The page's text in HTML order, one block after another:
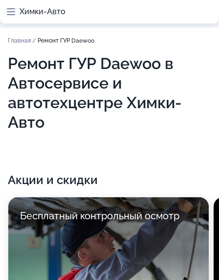
Химки-Авто
Главная / Ремонт ГУР Daewoo
Ремонт ГУР Daewoo в
Автосервисе и
автотехцентре Химки-
Авто
Акции и скидки
Бесплатный контрольный осмотр